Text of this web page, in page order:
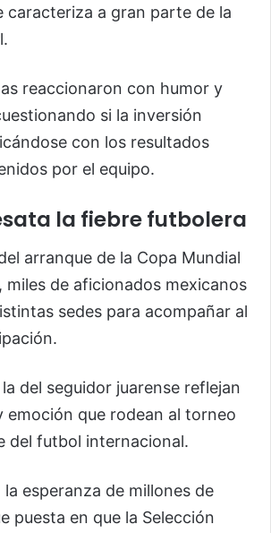
caracteriza a gran parte de la
reaccionaron con humor y
si la inversión
con los resultados
por el equipo.
la fiebre futbolera
arranque de la Copa Mundial
miles de aficionados mexicanos
sedes para acompañar al
del seguidor juarense reflejan
emoción que rodean al torneo
del futbol internacional.
esperanza de millones de
puesta en que la Selección